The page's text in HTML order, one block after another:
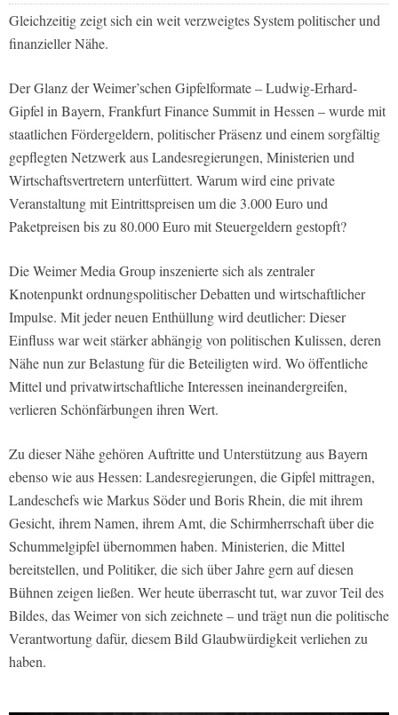
Gleichzeitig zeigt sich ein weit verzweigtes System politischer und
finanzieller Nähe.
Der Glanz der Weimer’schen Gipfelformate – Ludwig-Erhard-
Gipfel in Bayern, Frankfurt Finance Summit in Hessen – wurde mit
staatlichen Fördergeldern, politischer Präsenz und einem sorgfältig
gepflegten Netzwerk aus Landesregierungen, Ministerien und
Wirtschaftsvertretern unterfüttert. Warum wird eine private
Veranstaltung mit Eintrittspreisen um die 3.000 Euro und
Paketpreisen bis zu 80.000 Euro mit Steuergeldern gestopft?
Die Weimer Media Group inszenierte sich als zentraler
Knotenpunkt ordnungspolitischer Debatten und wirtschaftlicher
Impulse. Mit jeder neuen Enthüllung wird deutlicher: Dieser
Einfluss war weit stärker abhängig von politischen Kulissen, deren
Nähe nun zur Belastung für die Beteiligten wird. Wo öffentliche
Mittel und privatwirtschaftliche Interessen ineinandergreifen,
verlieren Schönfärbungen ihren Wert.
Zu dieser Nähe gehören Auftritte und Unterstützung aus Bayern
ebenso wie aus Hessen: Landesregierungen, die Gipfel mittragen,
Landeschefs wie Markus Söder und Boris Rhein, die mit ihrem
Gesicht, ihrem Namen, ihrem Amt, die Schirmherrschaft über die
Schummelgipfel übernommen haben. Ministerien, die Mittel
bereitstellen, und Politiker, die sich über Jahre gern auf diesen
Bühnen zeigen ließen. Wer heute überrascht tut, war zuvor Teil des
Bildes, das Weimer von sich zeichnete – und trägt nun die politische
Verantwortung dafür, diesem Bild Glaubwürdigkeit verliehen zu
haben.